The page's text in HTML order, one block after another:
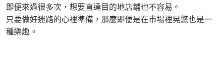
即便來過很多次，想要直達目的地店鋪也不容易。
只要做好迷路的心裡準備，那麼即便是在市場裡晃悠也是一
種樂趣。